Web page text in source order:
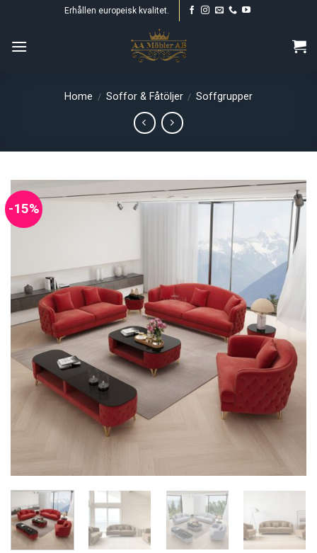
content
Erhållen europeisk kvalitet.
Home / Soffor & Fåtöljer / Soffgrupper
-15%